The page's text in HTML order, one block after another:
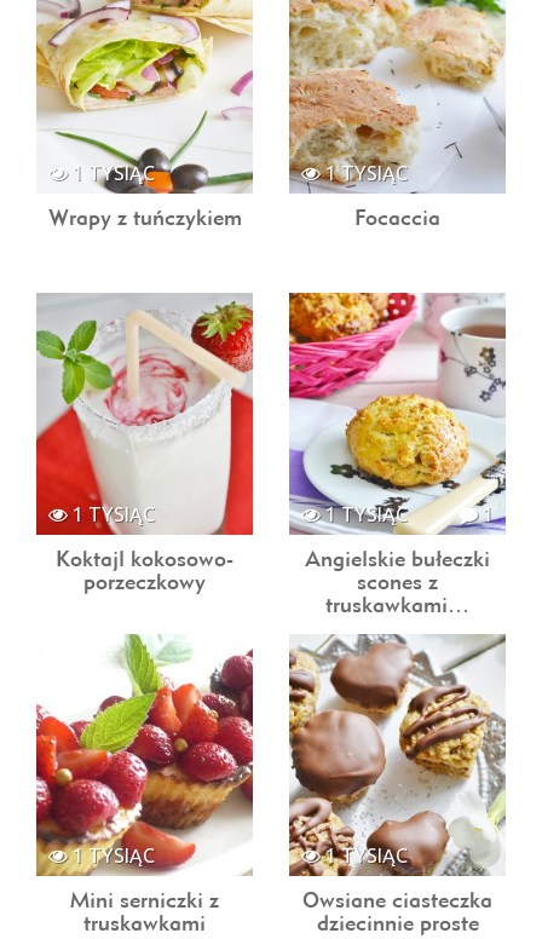
1 TYSIĄC
Wrapy z tuńczykiem
1 TYSIĄC
Focaccia
1 TYSIĄC
Koktajl kokosowo-
porzeczkowy
1
1 TYSIĄC
Angielskie bułeczki
scones z
truskawkami…
1 TYSIĄC
Mini serniczki z
truskawkami
1 TYSIĄC
Owsiane ciasteczka
dziecinnie proste